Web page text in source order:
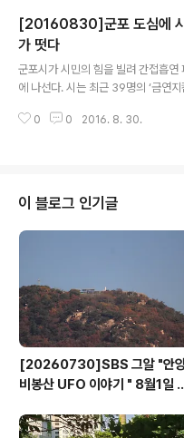
진된다. 이번 진로박람회에는 12개
가 참여할 예정으로, 진로탐색 및 학과
링, 이벤트존 등 74개 부스가 운영돼
진로를 다양한 체험활동을 통해 탐색
망이다. 먼저 삼양미디어, 웰스터디
여하는 ‘드림캐치’ 자유체험부스에는
[20160830]군포 도심에 시
가 떳다
군포시가 시민의 힘을 빌려 간접흡연
에 나선다. 시는 최근 39명의 ‘금연지
오거리 상인회 회원들로 지난 25일
립 캠페인, 담배꽁초 줍기 봉사 등을
이는 시의 금연정책 개선과 발전을 위
달하고, 이웃들에게 금연을 권하는
에 도움이 되는 전문 교육도 시행한다
0 0 2016. 8. 30.
이 블로그 인기글
[20260730]SBS 그알 "안
비봉산 UFO 이야기 " 8월1일